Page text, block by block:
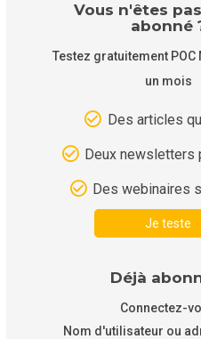
Vous n'êtes
abonné
Testez gratuitement POC
un mois
Des articles
Deux newsletters
Des webinaires
Je teste
Déjà
Connectez-
Nom d'utilisateur ou